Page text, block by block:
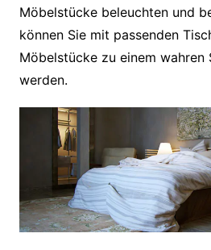
Möbelstücke beleuchten und
können Sie mit passenden
Möbelstücke zu einem wahren
werden.